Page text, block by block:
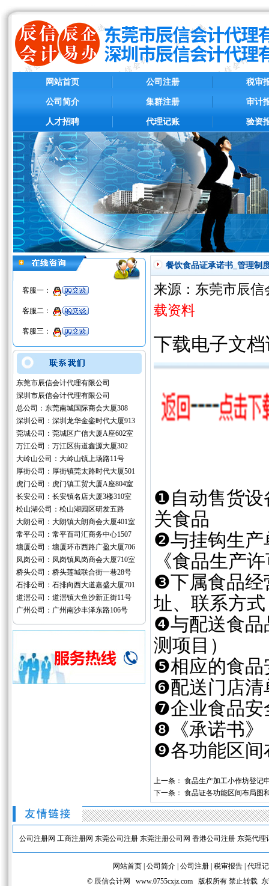
网站首页
公司简介
人才招聘
公司注册
集群注册
代理记账
税审
审计
验资
客服一：
客服二：
客服三：
东莞市辰信会计代理有限公司
深圳市辰信会计代理有限公司
总公司：东莞南城国际商会大厦308
深圳公司：深圳龙华金銮时代大厦913
莞城公司：莞城区广信大厦A座602室
万江公司：万江区街道鑫源大厦302
大岭山公司：大岭山镇上场路11号
厚街公司：厚街镇莞太路时代大厦501
虎门公司：虎门镇工贸大厦A座804室
长安公司：长安镇名店大厦3楼310室
松山湖公司：松山湖园区研发五路
大朗公司：大朗镇大朗商会大厦401室
常平公司：常平百司汇商务中心1507
塘厦公司：塘厦环市西路广盈大厦706
凤岗公司：凤岗镇凤岗商会大厦710室
桥头公司：桥头莲城联合街一巷28号
石排公司：石排向西大道嘉盛大厦701
道滘公司：道滘镇大鱼沙新正街11号
广州公司：广州南沙丰泽东路106号
餐饮食品证承诺书_管理制
来源：东莞市辰
载资料
下载电子文
❶自动售货设
关食品
❷与挂钩生产
《食品生产
❸下属食品经
址、联系方式
❹与配送食品
测项目）
❺相应的食品
❻配送门店清
❼企业食品安
❽《承诺书》
❾各功能区间
上一条： 食品生产加工小作坊登记
下一条： 食品证各功能区间布局图
公司注册网 工商注册网 东莞公司注册 东莞注册公司网 香港公司注册 东莞代理
网站首页 公司简介 公司注册 税审报告 代理
© 辰信会计网 www.0755cxjz.com 版权所有 禁止转载